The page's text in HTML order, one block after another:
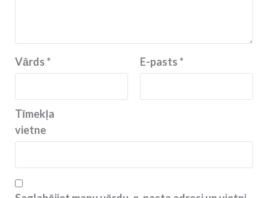
Vārds* E-pasts*
Tīmekļa
vietne